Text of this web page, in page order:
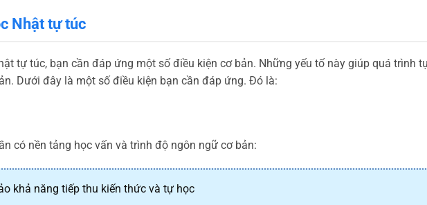
Nhật tự túc
tự túc, bạn cần đáp ứng một số điều kiện cơ bản. Những yếu tố này giúp quá trình
Dưới đây là một số điều kiện bạn cần đáp ứng. Đó là:
có nền tảng học vấn và trình độ ngôn ngữ cơ bản:
khả năng tiếp thu kiến thức và tự học